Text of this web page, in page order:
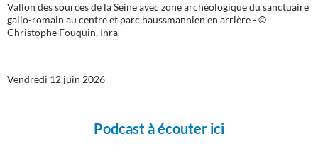
Vallon des sources de la Seine avec zone archéologique du sanctuaire
gallo-romain au centre et parc haussmannien en arrière - ©
Christophe Fouquin, Inra
Vendredi 12 juin 2026
Podcast à écouter ici